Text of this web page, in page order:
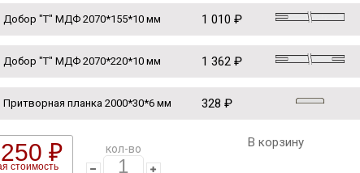
Добор "Т" МДФ 2070*155*10 мм 1 010 ₽
Добор "Т" МДФ 2070*220*10 мм 1 362 ₽
Притворная планка 2000*30*6 мм 328 ₽
₽
стоимость
кол-во В корзину